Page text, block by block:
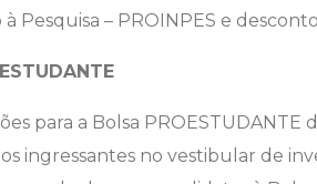
Pesquisa – PROINPES e
para a Bolsa
ingressantes no vestibular de